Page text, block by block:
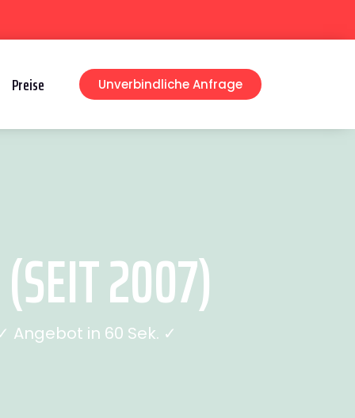
Preise Unverbindliche Anfrage
2007)
Angebot in 60 Sek. ✓